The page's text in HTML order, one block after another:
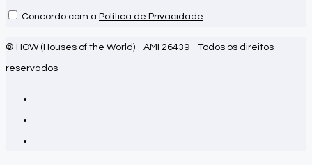
Concordo com a Política de Privacidade
© HOW (Houses of the World) - AMI 26439 - Todos os direitos
reservados